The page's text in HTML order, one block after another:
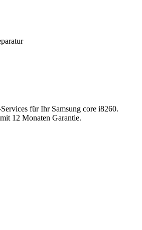
für Ihr Samsung core i8260.
12 Monaten Garantie.